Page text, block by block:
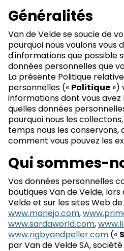
Généralités
Van de Velde se soucie de
pourquoi nous voulons vous
d'informations que possible
données personnelles que
La présente Politique
personnelles (« Politique »)
informations dont vous avez
quelles données
pourquoi nous les
temps nous les conservons,
comment vous pouvez les
Qui sommes-
Vos données personnelles
boutiques Van de Velde,
Velde et sur les sites Web
www.mariejo.com,
www.sardaworld.com,
www.rigbyandpeller.com («
par Van de Velde SA,